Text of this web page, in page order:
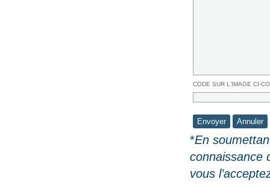
CODE SUR L'IMAGE CI-
*En
connaissance
vous